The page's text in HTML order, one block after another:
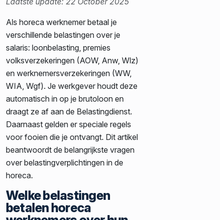
Als horeca werknemer betaal je
verschillende belastingen over je
salaris: loonbelasting, premies
volksverzekeringen (AOW, Anw, Wlz)
en werknemersverzekeringen (WW,
WIA, Wgf). Je werkgever houdt deze
automatisch in op je brutoloon en
draagt ze af aan de Belastingdienst.
Daarnaast gelden er speciale regels
voor fooien die je ontvangt. Dit artikel
beantwoordt de belangrijkste vragen
over belastingverplichtingen in de
horeca.
Welke belastingen
betalen horeca